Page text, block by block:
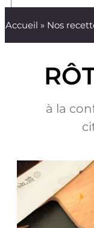
Accueil » Nos
à la